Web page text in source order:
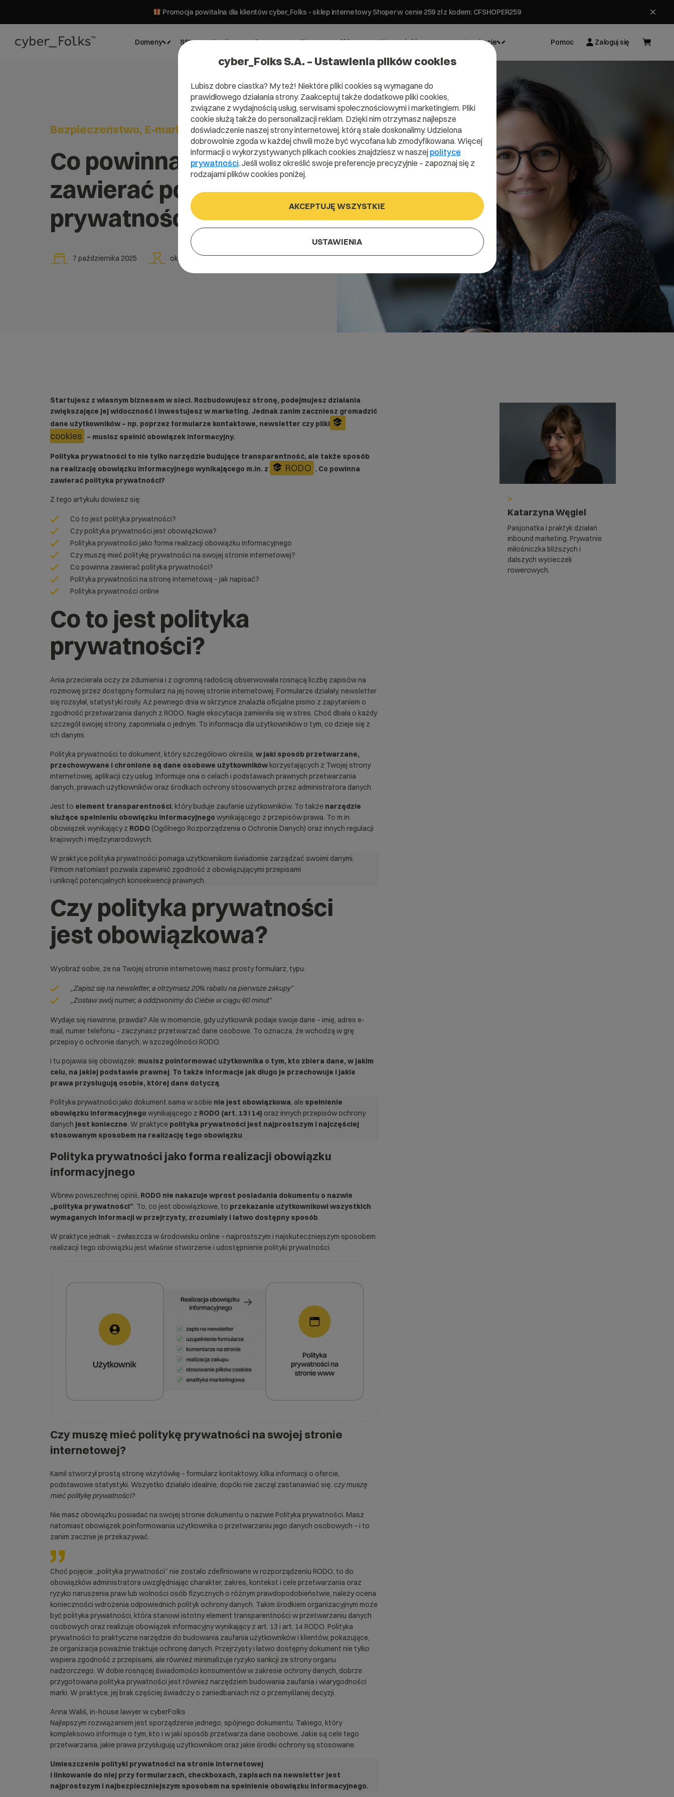
Promocja powitalna dla klientów cyber_Folks - sklep internetowy Shoper w cenie 259 zł z kodem: CFSHOPER259
Domeny SSL Hosting Serwery Strony Sklepy Wsparcie biznesowe Inspiracje Pomoc Zaloguj się
Bezpieczeństwo E-marketing
Co powinna
zawierać polityka
prywatności?
7 października 2025 ok.
Startujesz z własnym biznesem w sieci. Rozbudowujesz stronę, podejmujesz działania
zwiększające jej widoczność i inwestujesz w marketing. Jednak zanim zaczniesz gromadzić
dane użytkowników – np. poprzez formularze kontaktowe, newsletter czy pliki
cookies – musisz spełnić obowiązek informacyjny.
Polityka prywatności to nie tylko narzędzie budujące transparentność, ale także sposób
na realizację obowiązku informacyjnego wynikającego m.in. z
RODO . Co powinna
zawierać polityka prywatności?
Z tego artykułu dowiesz się:
Co to jest polityka prywatności?
Czy polityka prywatności jest obowiązkowa?
Polityka prywatności jako forma realizacji obowiązku informacyjnego
Czy muszę mieć politykę prywatności na swojej stronie internetowej?
Co powinna zawierać polityka prywatności?
Polityka prywatności na stronę internetową – jak napisać?
Polityka prywatności online
Co to jest polityka
prywatności?
Ania przecierała oczy ze zdumienia i z ogromną radością obserwowała rosnącą liczbę zapisów na
rozmowę przez dostępny formularz na jej nowej stronie internetowej. Formularze działały, newsletter
się rozsyłał, statystyki rosły. Aż pewnego dnia w skrzynce znalazła oficjalne pismo z zapytaniem o
zgodność przetwarzania danych z RODO. Nagle ekscytacja zamieniła się w stres. Choć dbała o każdy
szczegół swojej strony, zapomniała o jednym. To informacja dla użytkowników o tym, co dzieje się z
ich danymi.
Polityka prywatności to dokument, który szczegółowo określa, w jaki sposób przetwarzane,
przechowywane i chronione są dane osobowe użytkowników korzystających z Twojej strony
internetowej, aplikacji czy usług. Informuje ona o celach i podstawach prawnych przetwarzania
danych, prawach użytkowników oraz środkach ochrony stosowanych przez administratora danych.
Jest to element transparentności, który buduje zaufanie użytkowników. To także narzędzie
służące spełnieniu obowiązku informacyjnego wynikającego z przepisów prawa. To m.in.
obowiązek wynikający z RODO (Ogólnego Rozporządzenia o Ochronie Danych) oraz innych regulacji
krajowych i międzynarodowych.
W praktyce polityka prywatności pomaga użytkownikom świadomie zarządzać swoimi danymi.
Firmom natomiast pozwala zapewnić zgodność z obowiązującymi przepisami
i uniknąć potencjalnych konsekwencji prawnych.
Czy polityka prywatności
jest obowiązkowa?
Wyobraź sobie, że na Twojej stronie internetowej masz prosty formularz, typu:
„Zapisz się na newsletter, a otrzymasz 20% rabatu na pierwsze zakupy”
„Zostaw swój numer, a oddzwonimy do Ciebie w ciągu 60 minut”
Wydaje się niewinne, prawda? Ale w momencie, gdy użytkownik podaje swoje dane – imię, adres e-
mail, numer telefonu – zaczynasz przetwarzać dane osobowe. To oznacza, że wchodzą w grę
przepisy o ochronie danych, w szczególności RODO.
I tu pojawia się obowiązek: musisz poinformować użytkownika o tym, kto zbiera dane, w jakim
celu, na jakiej podstawie prawnej. To także informacje jak długo je przechowuje i jakie
prawa przysługują osobie, której dane dotyczą.
Polityka prywatności jako dokument sama w sobie nie jest obowiązkowa, ale spełnienie
obowiązku informacyjnego wynikającego z RODO (art. 13 i 14) oraz innych przepisów ochrony
danych jest konieczne. W praktyce polityka prywatności jest najprostszym i najczęściej
stosowanym sposobem na realizację tego obowiązku.
Polityka prywatności jako forma realizacji obowiązku
informacyjnego
Wbrew powszechnej opinii, RODO nie nakazuje wprost posiadania dokumentu o nazwie
„polityka prywatności”. To, co jest obowiązkowe, to przekazanie użytkownikowi wszystkich
wymaganych informacji w przejrzysty, zrozumiały i łatwo dostępny sposób.
W praktyce jednak – zwłaszcza w środowisku online – najprostszym i najskuteczniejszym sposobem
realizacji tego obowiązku jest właśnie stworzenie i udostępnienie polityki prywatności.
Czy muszę mieć politykę prywatności na swojej stronie
internetowej?
Kamil stworzył prostą stronę wizytówkę – formularz kontaktowy, kilka informacji o ofercie,
podstawowe statystyki. Wszystko działało idealnie, dopóki nie zaczął zastanawiać się: czy muszę
mieć politykę prywatności?
Nie masz obowiązku posiadać na swojej stronie dokumentu o nazwie Polityka prywatności. Masz
natomiast obowiązek poinformowania użytkownika o przetwarzaniu jego danych osobowych – i to
zanim zacznie je przekazywać.
Choć pojęcie „polityka prywatności” nie zostało zdefiniowane w rozporządzeniu RODO, to do
obowiązków administratora uwzględniając charakter, zakres, kontekst i cele przetwarzania oraz
ryzyko naruszenia praw lub wolności osób fizycznych o różnym prawdopodobieństwie, należy ocena
konieczności wdrożenia odpowiednich polityk ochrony danych. Takim środkiem organizacyjnym może
być polityka prywatności, która stanowi istotny element transparentności w przetwarzaniu danych
osobowych oraz realizuje obowiązek informacyjny wynikający z art. 13 i art. 14 RODO. Polityka
prywatności to praktyczne narzędzie do budowania zaufania użytkowników i klientów, pokazujące,
że organizacja poważnie traktuje ochronę danych. Przejrzysty i łatwo dostępny dokument nie tylko
wspiera zgodność z przepisami, ale również minimalizuje ryzyko sankcji ze strony organu
nadzorczego. W dobie rosnącej świadomości konsumentów w zakresie ochrony danych, dobrze
przygotowana polityka prywatności jest również narzędziem budowania zaufania i wiarygodności
marki. W praktyce, jej brak częściej świadczy o zaniedbaniach niż o przemyślanej decyzji.
Anna Waliś, in-house lawyer w cyberFolks
Najlepszym rozwiązaniem jest sporządzenie jednego, spójnego dokumentu. Takiego, który
kompleksowo informuje o tym, kto i w jaki sposób przetwarza dane osobowe. Jakie są cele tego
przetwarzania, jakie prawa przysługują użytkownikom oraz jakie środki ochrony są stosowane.
Umieszczenie polityki prywatności na stronie internetowej
i linkowanie do niej przy formularzach, checkboxach, zapisach na newsletter jest
najprostszym i najbezpieczniejszym sposobem na spełnienie obowiązku informacyjnego.
>
Katarzyna Węgiel
Pasjonatka i praktyk działań
inbound marketing. Prywatnie
miłośniczka bliższych i
dalszych wycieczek
rowerowych.
cyber_Folks S.A. – Ustawienia plików cookies
Lubisz dobre ciastka? My też! Niektóre pliki cookies są wymagane do
prawidłowego działania strony. Zaakceptuj także dodatkowe pliki cookies,
związane z wydajnością usług, serwisami społecznościowymi i marketingiem. Pliki
cookie służą także do personalizacji reklam. Dzięki nim otrzymasz najlepsze
doświadczenie naszej strony internetowej, którą stale doskonalimy. Udzielona
dobrowolnie zgoda w każdej chwili może być wycofana lub zmodyfikowana. Więcej
informacji o wykorzystywanych plikach cookies znajdziesz w naszej polityce
prywatności. Jeśli wolisz określić swoje preferencje precyzyjnie – zapoznaj się z
rodzajami plików cookies poniżej.
AKCEPTUJĘ WSZYSTKIE
USTAWIENIA